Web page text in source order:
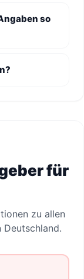
so
für
zu allen
Deutschland.